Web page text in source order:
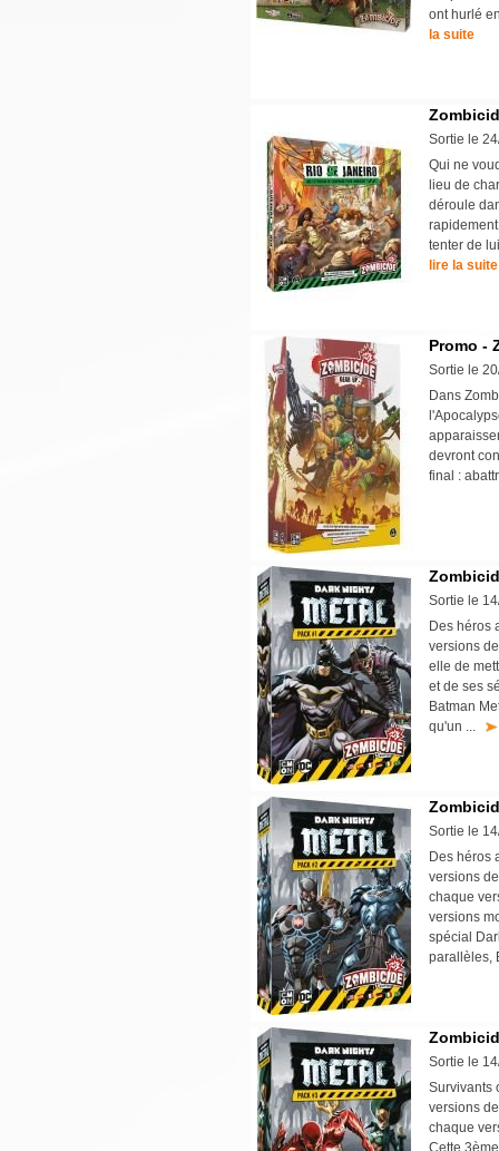
ont hurlé
la suite
Sortie le
Qui ne
lieu de
déroule
tenter de
lire la suite
Promo -
Sortie le
Dans
devront
final :
Sortie le
Des héros
versions
elle de
et de ses
Batman
qu'un ...
Sortie le
Des héros
versions
chaque
versions
spécial
Sortie le
Survivants
versions
chaque
Cette